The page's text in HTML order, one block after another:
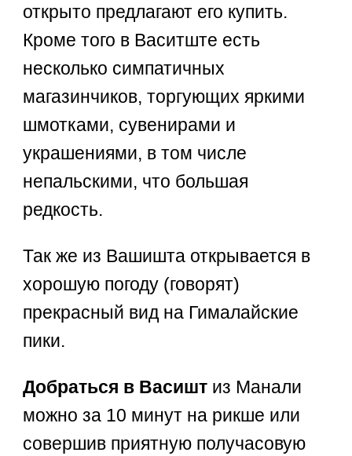
открыто предлагают его купить.
Кроме того в Васитште есть
несколько симпатичных
магазинчиков, торгующих яркими
шмотками, сувенирами и
украшениями, в том числе
непальскими, что большая
редкость.
Так же из Вашишта открывается в
хорошую погоду (говорят)
прекрасный вид на Гималайские
пики.
Добраться в Васишт из Манали
можно за 10 минут на рикше или
совершив приятную получасовую